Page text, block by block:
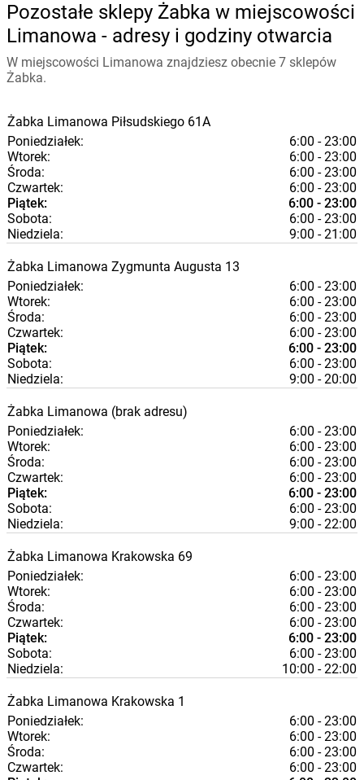
Pozostałe sklepy Żabka w miejscowości
Limanowa - adresy i godziny otwarcia
W miejscowości Limanowa znajdziesz obecnie 7 sklepów
Żabka.
Żabka Limanowa Piłsudskiego 61A
Poniedziałek:
6:00 - 23:00
Wtorek:
6:00 - 23:00
Środa:
6:00 - 23:00
Czwartek:
6:00 - 23:00
Piątek:
6:00 - 23:00
Sobota:
6:00 - 23:00
Niedziela:
9:00 - 21:00
Żabka Limanowa Zygmunta Augusta 13
Poniedziałek:
6:00 - 23:00
Wtorek:
6:00 - 23:00
Środa:
6:00 - 23:00
Czwartek:
6:00 - 23:00
Piątek:
6:00 - 23:00
Sobota:
6:00 - 23:00
Niedziela:
9:00 - 20:00
Żabka Limanowa (brak adresu)
Poniedziałek:
6:00 - 23:00
Wtorek:
6:00 - 23:00
Środa:
6:00 - 23:00
Czwartek:
6:00 - 23:00
Piątek:
6:00 - 23:00
Sobota:
6:00 - 23:00
Niedziela:
9:00 - 22:00
Żabka Limanowa Krakowska 69
Poniedziałek:
6:00 - 23:00
Wtorek:
6:00 - 23:00
Środa:
6:00 - 23:00
Czwartek:
6:00 - 23:00
Piątek:
6:00 - 23:00
Sobota:
6:00 - 23:00
Niedziela:
10:00 - 22:00
Żabka Limanowa Krakowska 1
Poniedziałek:
6:00 - 23:00
Wtorek:
6:00 - 23:00
Środa:
6:00 - 23:00
Czwartek:
6:00 - 23:00